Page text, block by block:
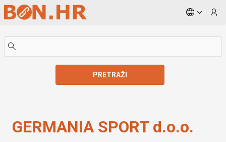
Skip to Main Content
PRETRAŽI
GERMANIA SPORT d.o.o.